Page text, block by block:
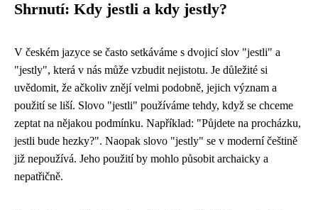
Shrnutí: Kdy jestli a kdy jestly?
V českém jazyce se často setkáváme s dvojicí slov "jestli" a
"jestly", která v nás může vzbudit nejistotu. Je důležité si
uvědomit, že ačkoliv znějí velmi podobně, jejich význam a
použití se liší. Slovo "jestli" používáme tehdy, když se chceme
zeptat na nějakou podmínku. Například: "Půjdete na procházku,
jestli bude hezky?". Naopak slovo "jestly" se v moderní češtině
již nepoužívá. Jeho použití by mohlo působit archaicky a
nepatřičně.